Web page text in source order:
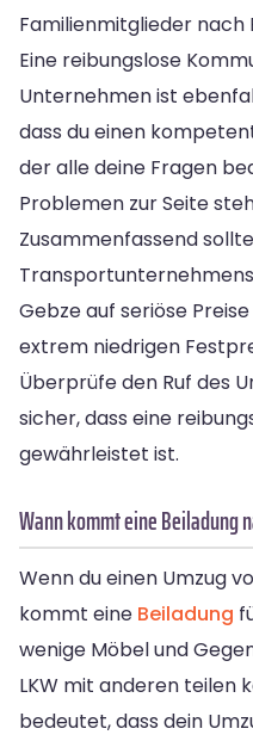
Familienmitglieder nach
Eine reibungslose
Unternehmen ist
dass du einen
der alle deine Fragen
Problemen zur Seite
Zusammenfassend
Gebze auf seriöse
extrem niedrigen
Überprüfe den Ruf des
sicher, dass eine
gewährleistet ist.
Wann kommt eine Beiladung
Wenn du einen Umzug
kommt eine Beiladung
wenige Möbel und
LKW mit anderen teilen
bedeutet, dass dein